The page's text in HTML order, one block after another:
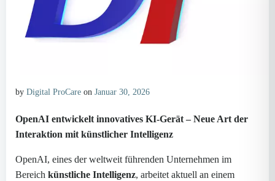
by Digital ProCare on Januar 30, 2026
OpenAI entwickelt innovatives KI-Gerät – Neue Art der
Interaktion mit künstlicher Intelligenz
OpenAI, eines der weltweit führenden Unternehmen im
Bereich künstliche Intelligenz, arbeitet aktuell an einem